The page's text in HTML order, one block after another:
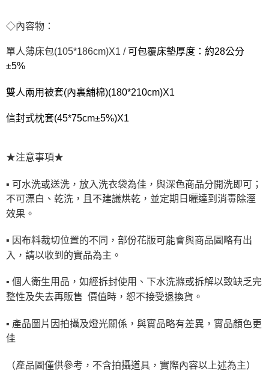
◇內容物：
單人薄床包(105*186cm)X1 /可包覆床墊厚度：約28公分
±5%
雙人兩用被套(內裏舖棉)(180*210cm)X1
信封式枕套(45*75cm±5%)X1
★注意事項★
▪ 可水洗或送洗，放入洗衣袋為佳，與深色商品分開洗即可；
不可漂白、乾洗，且不建議烘乾，並定期日曬達到消毒除溼
效果。
▪ 因布料裁切位置的不同，部份花版可能會與商品圖略有出
入，請以收到的實品為主。
▪ 個人衛生用品，如經拆封使用、下水洗滌或拆解以致缺乏完
整性及失去再販售 價值時，恕不接受退換貨。
▪ 產品圖片因拍攝及燈光關係，與實品略有差異，實品顏色更
佳
（產品圖僅供參考，不含拍攝道具，實際內容以上述為主）